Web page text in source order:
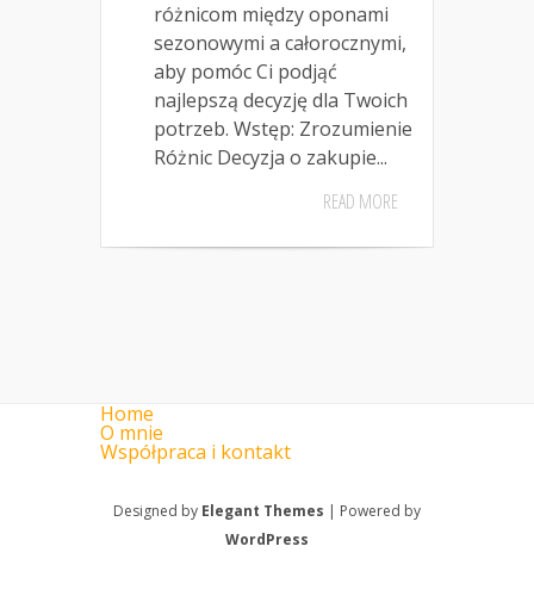
różnicom między oponami
sezonowymi a całorocznymi,
aby pomóc Ci podjąć
najlepszą decyzję dla Twoich
potrzeb. Wstęp: Zrozumienie
Różnic Decyzja o zakupie...
READ MORE
Home
O mnie
Współpraca i kontakt
Designed by Elegant Themes | Powered by
WordPress